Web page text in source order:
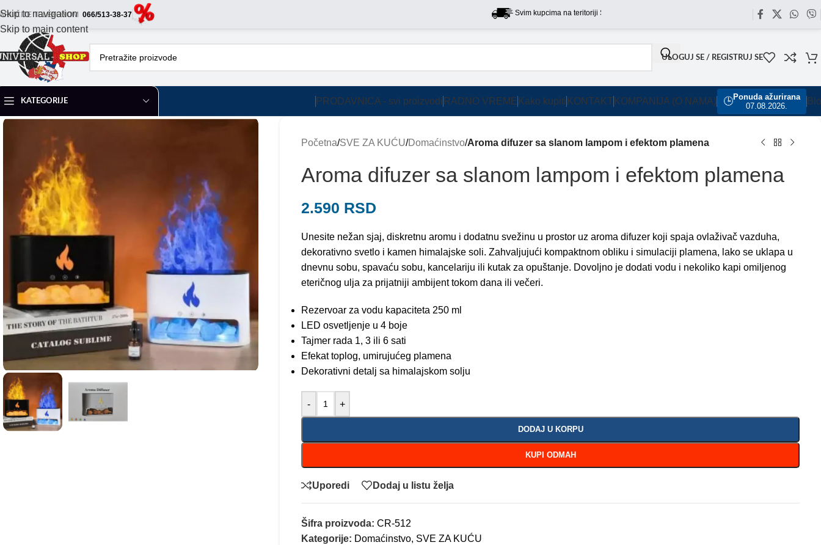
Skip to navigation
Skip to main content
TELEFONOM 066/513-38-37 Svim kupcima na teritoriji Srbije omogućili smo besplatnu dostavu za sve porudžbine sa našeg
ULOGUJ SE / REGISTRUJ SE
KATEGORIJE PRODAVNICA - svi proizvodi RADNO VREME Kako kupiti KONTAKT KOMPANIJA (O NAMA) 🕒Ponuda ažurirana
07.08.2026.
Početna/SVE ZA KUĆU/Domaćinstvo/Aroma difuzer sa slanom lampom i efektom plamena
Aroma difuzer sa slanom lampom i efektom plamena
2.590 RSD
Unesite nežan sjaj, diskretnu aromu i dodatnu svežinu u prostor uz aroma difuzer koji spaja ovlaživač vazduha,
dekorativno svetlo i kamen himalajske soli. Zahvaljujući kompaktnom obliku i simulaciji plamena, lako se uklapa u
dnevnu sobu, spavaću sobu, kancelariju ili kutak za opuštanje. Dovoljno je dodati vodu i nekoliko kapi omiljenog
eteričnog ulja za prijatniji ambijent tokom dana ili večeri.
Rezervoar za vodu kapaciteta 250 ml
LED osvetljenje u 4 boje
Tajmer rada 1, 3 ili 6 sati
Efekat toplog, umirujućeg plamena
Dekorativni detalj sa himalajskom solju
- +
DODAJ U KORPU
KUPI ODMAH
Uporedi Dodaj u listu želja
Šifra proizvoda: CR-512
Kategorije: Domaćinstvo, SVE ZA KUĆU